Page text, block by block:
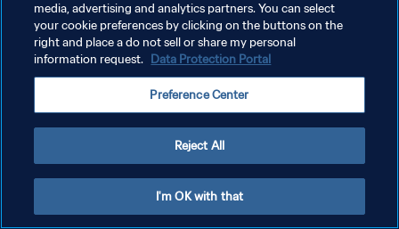
DATENSCHUTZ
NUTZUNGSBEDINGUNGEN
COOKIE-EINSTELLUNGEN VERWALTEN
media, advertising and analytics partners. You can select
your cookie preferences by clicking on the buttons on the
right and place a do not sell or share my personal
information request. Data Protection Portal
Preference Center
Reject All
I'm OK with that